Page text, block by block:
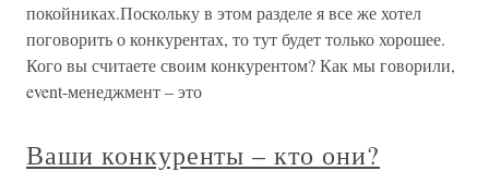
покойниках.Поскольку в этом разделе я все же хотел
поговорить о конкурентах, то тут будет только хорошее.
Кого вы считаете своим конкурентом? Как мы говорили,
event-менеджмент – это
Ваши конкуренты – кто они?